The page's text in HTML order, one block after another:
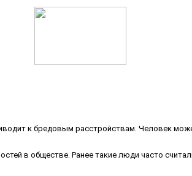
к бредовым расстройствам. Человек
в обществе. Ранее такие люди часто